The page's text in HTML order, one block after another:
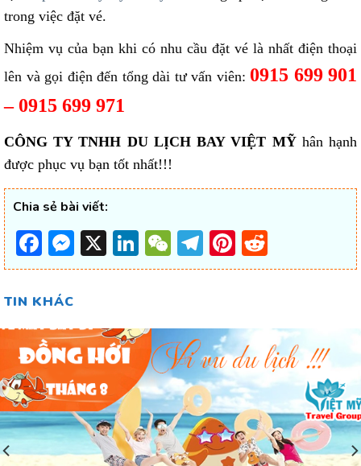
trong việc đặt vé.
Nhiệm vụ của bạn khi có nhu cầu đặt vé là nhất điện thoại
lên và gọi điện đến tổng dài tư vấn viên: 0915 699 901
– 0915 699 971
CÔNG TY TNHH DU LỊCH BAY VIỆT MỸhân hạnh
được phục vụ bạn tốt nhất!!!
Chia sẻ bài viết:
Facebook
Messenger
X LinkedIn
WeChat
Telegram
Pinterest
TIN KHÁC